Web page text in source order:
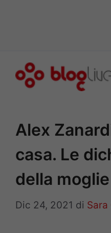
Alex
casa. Le
della
Dic 24, 2021 di Sara